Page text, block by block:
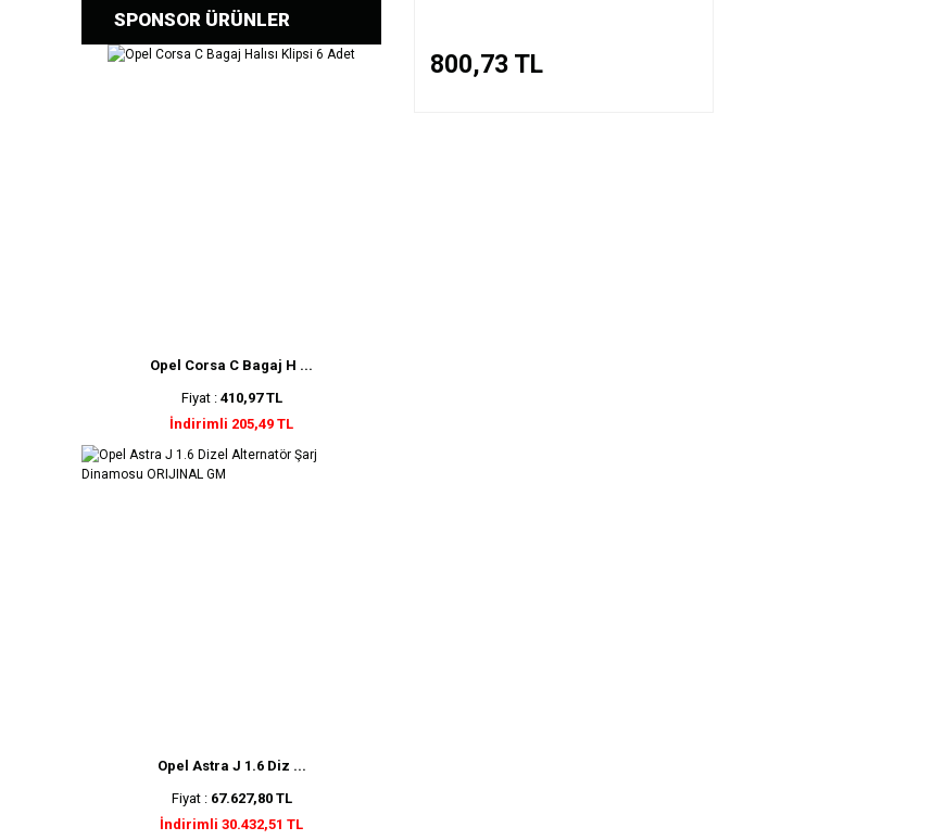
SPONSOR ÜRÜNLER
Opel Corsa C Bagaj H ...
Fiyat : 410,97 TL
İndirimli 205,49 TL
Opel Astra J 1.6 Diz ...
Fiyat : 67.627,80 TL
İndirimli 30.432,51 TL
800,73 TL